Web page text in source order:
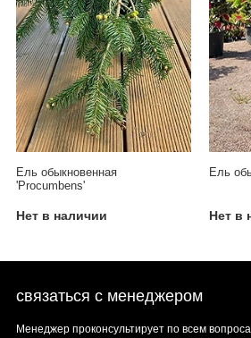
Ель обыкновенная
'Procumbens'
Нет в наличии
Ель
Нет в
связаться с менеджером
Менеджер проконсультирует по всем